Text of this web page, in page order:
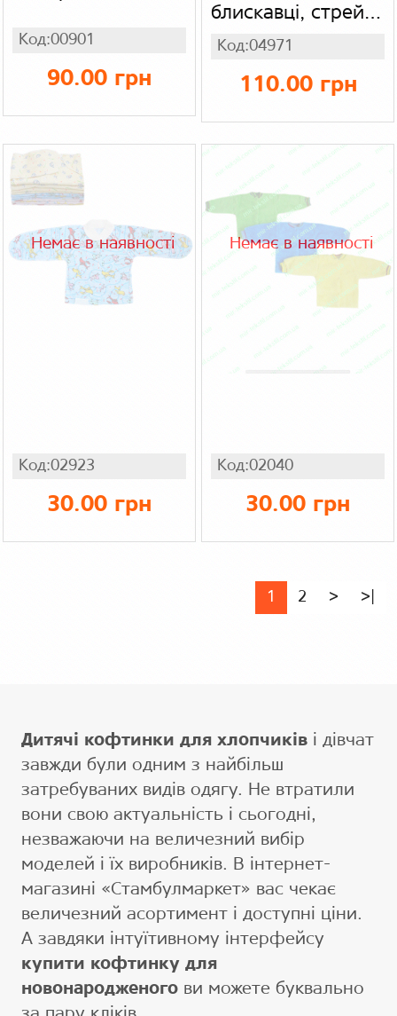
Код:00901
90.00 грн
блискавці, стрейч
начіс
Код:04971
110.00 грн
Немає в наявності
Код:02923
30.00 грн
Немає в наявності
Код:02040
30.00 грн
1 2 > >|
Дитячі кофтинки для хлопчиків і дівчат
завжди були одним з найбільш
затребуваних видів одягу. Не втратили
вони свою актуальність і сьогодні,
незважаючи на величезний вибір
моделей і їх виробників. В інтернет-
магазині «Стамбулмаркет» вас чекає
величезний асортимент і доступні ціни.
А завдяки інтуїтивному інтерфейсу
купити кофтинку для
новонародженого ви можете буквально